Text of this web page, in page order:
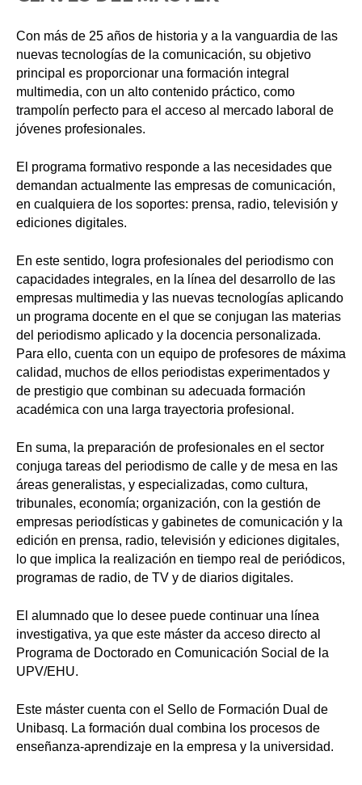
Con más de 25 años de historia y a la vanguardia de las
nuevas tecnologías de la comunicación, su objetivo
principal es proporcionar una formación integral
multimedia, con un alto contenido práctico, como
trampolín perfecto para el acceso al mercado laboral de
jóvenes profesionales.
El programa formativo responde a las necesidades que
demandan actualmente las empresas de comunicación,
en cualquiera de los soportes: prensa, radio, televisión y
ediciones digitales.
En este sentido, logra profesionales del periodismo con
capacidades integrales, en la línea del desarrollo de las
empresas multimedia y las nuevas tecnologías aplicando
un programa docente en el que se conjugan las materias
del periodismo aplicado y la docencia personalizada.
Para ello, cuenta con un equipo de profesores de máxima
calidad, muchos de ellos periodistas experimentados y
de prestigio que combinan su adecuada formación
académica con una larga trayectoria profesional.
En suma, la preparación de profesionales en el sector
conjuga tareas del periodismo de calle y de mesa en las
áreas generalistas, y especializadas, como cultura,
tribunales, economía; organización, con la gestión de
empresas periodísticas y gabinetes de comunicación y la
edición en prensa, radio, televisión y ediciones digitales,
lo que implica la realización en tiempo real de periódicos,
programas de radio, de TV y de diarios digitales.
El alumnado que lo desee puede continuar una línea
investigativa, ya que este máster da acceso directo al
Programa de Doctorado en Comunicación Social de la
UPV/EHU.
Este máster cuenta con el Sello de Formación Dual de
Unibasq. La formación dual combina los procesos de
enseñanza-aprendizaje en la empresa y la universidad.